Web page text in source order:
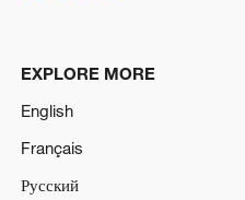
EXPLORE MORE
English
Français
Русский